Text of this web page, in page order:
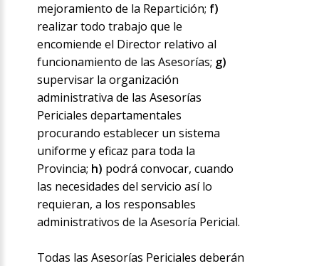
mejoramiento de la Repartición; f)
realizar todo trabajo que le
encomiende el Director relativo al
funcionamiento de las Asesorías; g)
supervisar la organización
administrativa de las Asesorías
Periciales departamentales
procurando establecer un sistema
uniforme y eficaz para toda la
Provincia; h) podrá convocar, cuando
las necesidades del servicio así lo
requieran, a los responsables
administrativos de la Asesoría Pericial.
Todas las Asesorías Periciales deberán